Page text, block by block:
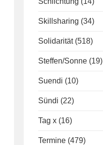
Skillsharing (34)
Solidarität (518)
Steffen/Sonne (19)
Suendi (10)
Sündi (22)
Tag x (16)
Termine (479)